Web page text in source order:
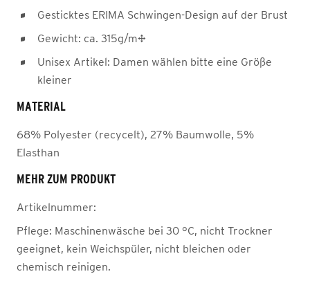
Gesticktes ERIMA Schwingen-Design auf der Brust
Gewicht: ca. 315g/m²
Unisex Artikel: Damen wählen bitte eine Größe
kleiner
MATERIAL
68% Polyester (recycelt), 27% Baumwolle, 5%
Elasthan
MEHR ZUM PRODUKT
Artikelnummer:
Pflege: Maschinenwäsche bei 30 °C, nicht Trockner
geeignet, kein Weichspüler, nicht bleichen oder
chemisch reinigen.